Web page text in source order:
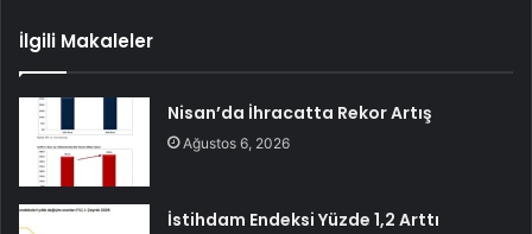
İlgili Makaleler
Nisan’da İhracatta Rekor Artış
Ağustos 6, 2026
İstihdam Endeksi Yüzde 1,2 Arttı